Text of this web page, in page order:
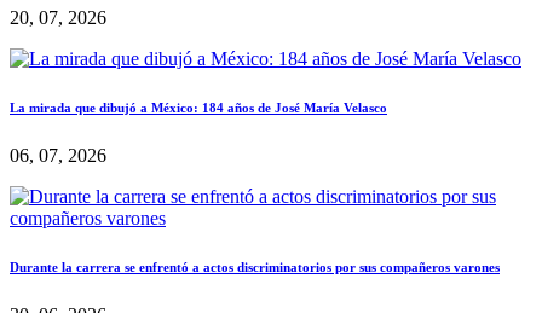
20, 07, 2026
La mirada que dibujó a México: 184 años de José María Velasco
06, 07, 2026
Durante la carrera se enfrentó a actos discriminatorios por sus compañeros varones